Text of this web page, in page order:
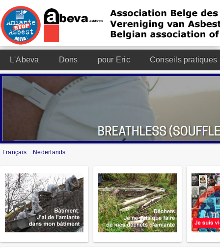
L'Abeva Dons pour Eric Conseils pratiques
Français Nederlands